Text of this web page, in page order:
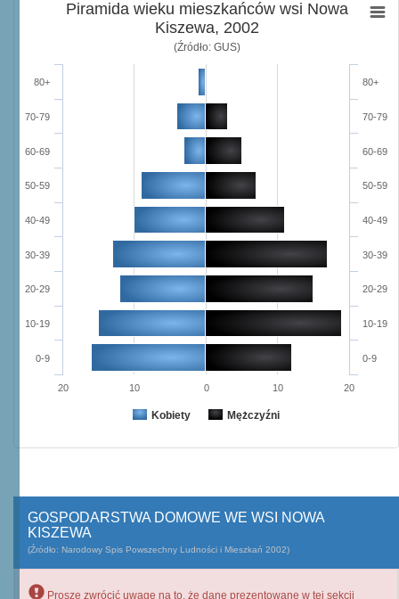
Piramida wieku mieszkańców wsi Nowa
Kiszewa, 2002
(Źródło: GUS)
Kobiety Mężczyźni
0-9
10-19
20-29
30-39
40-49
50-59
60-69
70-79
80+
0-9
10-19
20-29
30-39
40-49
50-59
60-69
70-79
80+
20 10 0 10 20
GOSPODARSTWA DOMOWE WE WSI NOWA
KISZEWA
(Źródło: Narodowy Spis Powszechny Ludności i Mieszkań 2002)
Proszę zwrócić uwagę na to, że dane prezentowane w tej sekcji